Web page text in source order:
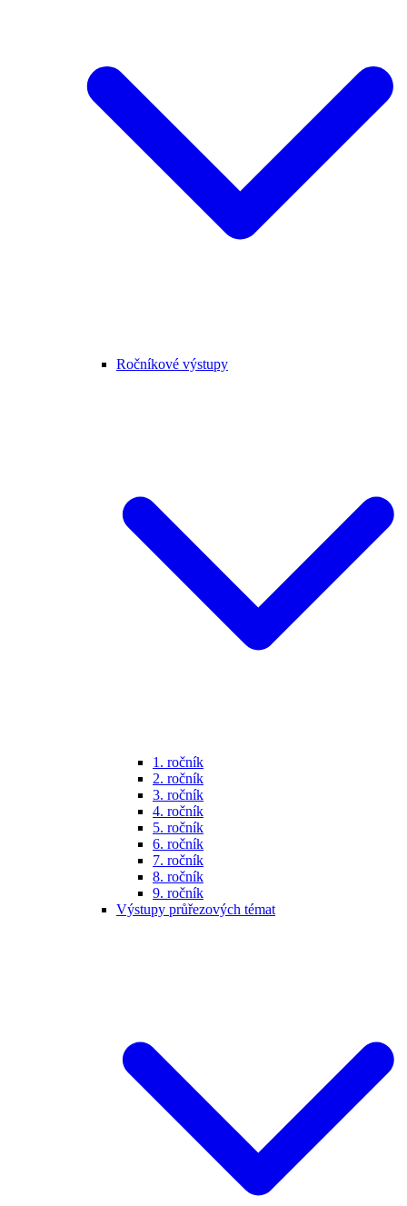
Ročníkové výstupy
1. ročník
2. ročník
3. ročník
4. ročník
5. ročník
6. ročník
7. ročník
8. ročník
9. ročník
Výstupy průřezových témat